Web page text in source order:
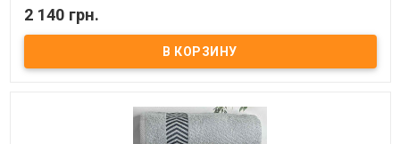
В наличии
Набор махровых полотенец Sweet dreams из 6 шт. 70x140 см.
Комплектность: 70х140 см (6 шт. ) Состав: махра, 100% хлопок.
Плотность: 550 г/м.кв. Упаковка: ПВХ Производитель: Sweet
2 140 грн.